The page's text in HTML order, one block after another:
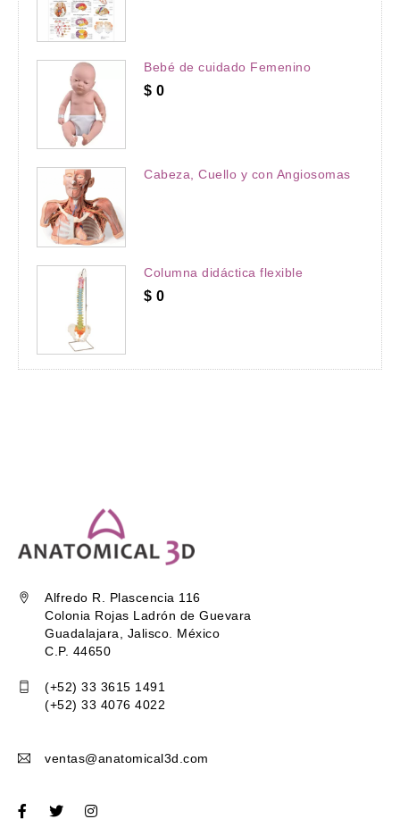
Bebé de cuidado Femenino
$ 0
Cabeza, Cuello y con Angiosomas
Columna didáctica flexible
$ 0
Alfredo R. Plascencia 116
Colonia Rojas Ladrón de Guevara
Guadalajara, Jalisco. México
C.P. 44650
(+52) 33 3615 1491
(+52) 33 4076 4022
ventas@anatomical3d.com